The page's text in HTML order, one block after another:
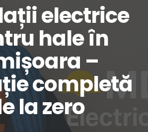
electrice
hale în
–
completă
la zero